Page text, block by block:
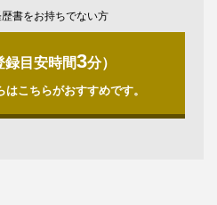
書をお持ちでない方
録目安時間3分）
こちらがおすすめです。